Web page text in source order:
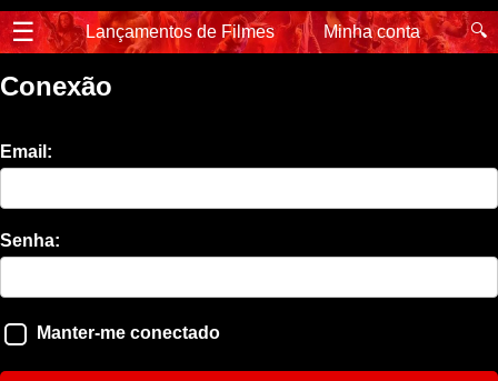
☰ Lançamentos de Filmes Minha conta 🔍
Conexão
Email:
Senha:
Manter-me conectado